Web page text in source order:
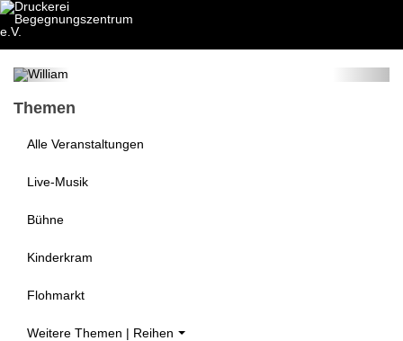
Themen
Alle Veranstaltungen
Live-Musik
Bühne
Kinderkram
Flohmarkt
Weitere Themen | Reihen